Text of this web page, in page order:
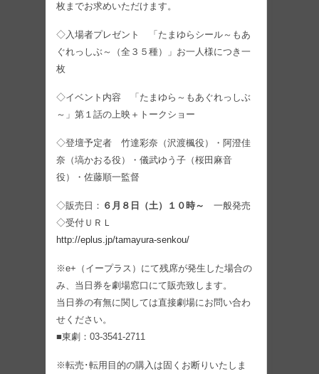
枚までお求めいただけます。
◇入場者プレゼント 「たまゆらシール～もあ
ぐれっしぶ～（全３５種）」お一人様につき一
枚
◇イベント内容 「たまゆら～もあぐれっしぶ
～」第１話の上映＋トークショー
◇登壇予定者 竹達彩奈（沢渡楓役）・阿澄佳
奈（塙かおる役）・儀武ゆう子（桜田麻音
役）・佐藤順一監督
◇販売日： ６月８日（土）１０時～
一般発売
◇受付ＵＲＬ
http://eplus.jp/tamayura-senkou/
※e+（イープラス）にて残席が発生した場合の
み、当日券を劇場窓口にて販売致します。
当日券の有無に関しては直接劇場にお問い合わ
せください。
■東劇：03-3541-2711
※転売･転用目的の購入は固くお断りいたしま